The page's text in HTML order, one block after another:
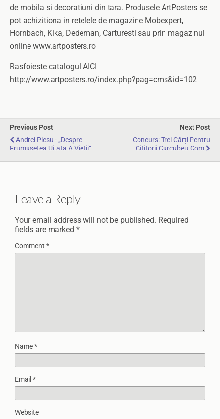
de mobila si decoratiuni din tara. Produsele ArtPosters se
pot achizitiona in retelele de magazine Mobexpert,
Hornbach, Kika, Dedeman, Carturesti sau prin magazinul
online www.artposters.ro
Rasfoieste catalogul AICI
http://www.artposters.ro/index.php?pag=cms&id=102
Previous Post
Andrei Plesu - „Despre
Frumusetea Uitata A Vietii“
Next Post
Concurs: Trei Cărți Pentru
Cititorii Curcubeu.com
Leave a Reply
Your email address will not be published. Required
fields are marked *
Comment *
Name*
Email *
Website